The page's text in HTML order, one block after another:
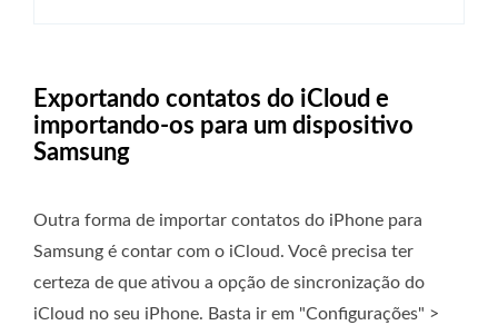
Exportando contatos do iCloud e
importando-os para um dispositivo
Samsung
Outra forma de importar contatos do iPhone para
Samsung é contar com o iCloud. Você precisa ter
certeza de que ativou a opção de sincronização do
iCloud no seu iPhone. Basta ir em "Configurações" >